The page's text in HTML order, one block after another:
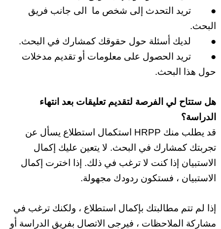
●
تريد التحدث إلى شخص ما الى جانب فريق
البحث.
●
لديك أسئلة حول حقوقك كمشارك في البحث.
●
تريد الحصول على معلومات أو تقديم مدخلات
حول هذا البحث.
هل ستتاح لي الفرصة لتقديم تعليقات بعد انتهاء
الدراسة؟
قد يطلب منك HRPP استكمال استطلاع يسأل عن
تجربتك كمشارك في البحث. لا يتعين عليك إكمال
الاستبيان إذا كنت لا ترغب في ذلك. إذا اخترت إكمال
الاستبيان ، فستكون ردودك مجهولة.
إذا لم تتم مطالبتك بإكمال استطلاع ، ولكنك ترغب في
مشاركة الملاحظات ، فيرجى الاتصال بفريق الدراسة أو